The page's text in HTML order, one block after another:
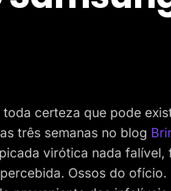
certeza que pode
três semanas no blog
virótica nada falível,
Ossos do ofício.